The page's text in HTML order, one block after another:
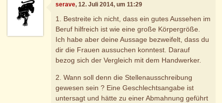
serave, 12. Juli 2014, um 11:29
1. Bestreite ich nicht, dass ein gutes Aussehen im
Beruf hilfreich ist wie eine große Körpergröße.
Ich habe aber deine Aussage bezweifelt, dass du
dir die Frauen aussuchen konntest. Darauf
bezog sich der Vergleich mit dem Handwerker.
2. Wann soll denn die Stellenausschreibung
gewesen sein ? Eine Geschlechtsangabe ist
untersagt und hätte zu einer Abmahnung geführt